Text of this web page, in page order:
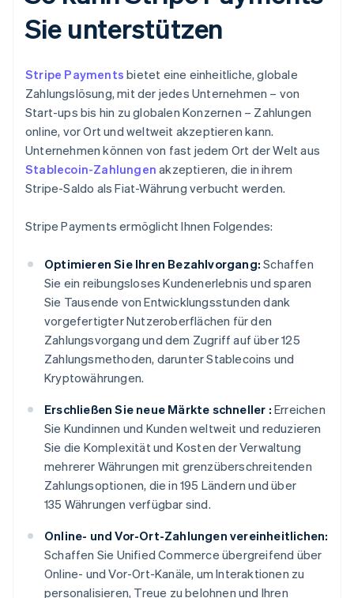
Sie unterstützen
Stripe Payments bietet eine einheitliche, globale
Zahlungslösung, mit der jedes Unternehmen – von
Start-ups bis hin zu globalen Konzernen – Zahlungen
online, vor Ort und weltweit akzeptieren kann.
Unternehmen können von fast jedem Ort der Welt aus
Stablecoin-Zahlungen akzeptieren, die in ihrem
Stripe-Saldo als Fiat-Währung verbucht werden.
Stripe Payments ermöglicht Ihnen Folgendes:
Optimieren Sie Ihren Bezahlvorgang: Schaffen
Sie ein reibungsloses Kundenerlebnis und sparen
Sie Tausende von Entwicklungsstunden dank
vorgefertigter Nutzeroberflächen für den
Zahlungsvorgang und dem Zugriff auf über 125
Zahlungsmethoden, darunter Stablecoins und
Kryptowährungen.
Erschließen Sie neue Märkte schneller : Erreichen
Sie Kundinnen und Kunden weltweit und reduzieren
Sie die Komplexität und Kosten der Verwaltung
mehrerer Währungen mit grenzüberschreitenden
Zahlungsoptionen, die in 195 Ländern und über
135 Währungen verfügbar sind.
Online- und Vor-Ort-Zahlungen vereinheitlichen:
Schaffen Sie Unified Commerce übergreifend über
Online- und Vor-Ort-Kanäle, um Interaktionen zu
personalisieren, Treue zu belohnen und Ihren